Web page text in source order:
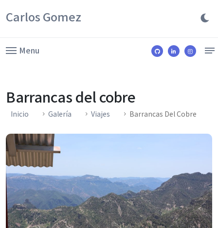
Carlos Gomez
Menu
Barrancas del cobre
Inicio Galería Viajes Barrancas Del Cobre